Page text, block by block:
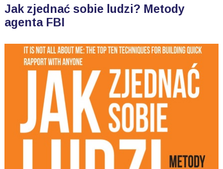
Jak zjednać sobie ludzi? Metody
agenta FBI